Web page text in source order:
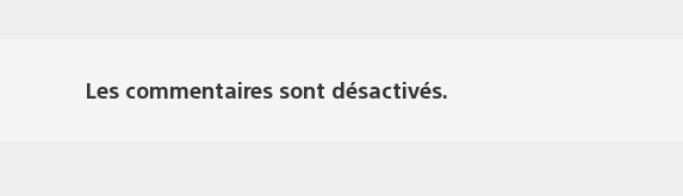
Les commentaires sont désactivés.